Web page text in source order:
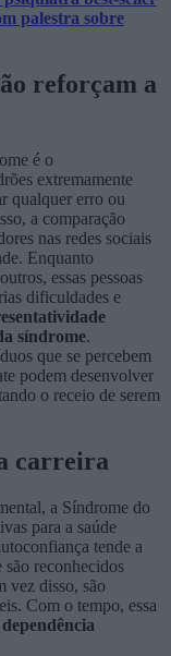
palestra sobre
reforçam a
é o
extremamente
qualquer erro ou
a comparação
nas redes sociais
Enquanto
essas pessoas
dificuldades e
síndrome.
que se percebem
podem desenvolver
o receio de serem
carreira
a Síndrome do
para a saúde
tende a
são reconhecidos
vez disso, são
Com o tempo, essa
dependência